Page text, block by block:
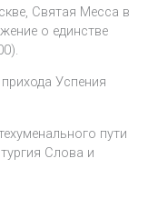
Святая Месса в
о единстве
Успения
пути
Слова и